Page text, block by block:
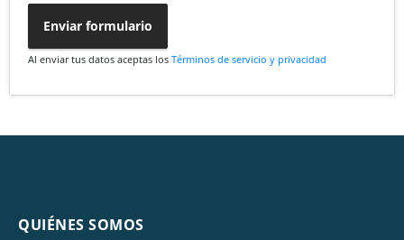
Enviar formulario
Al enviar tus datos aceptas los Términos de servicio y privacidad
QUIÉNES SOMOS